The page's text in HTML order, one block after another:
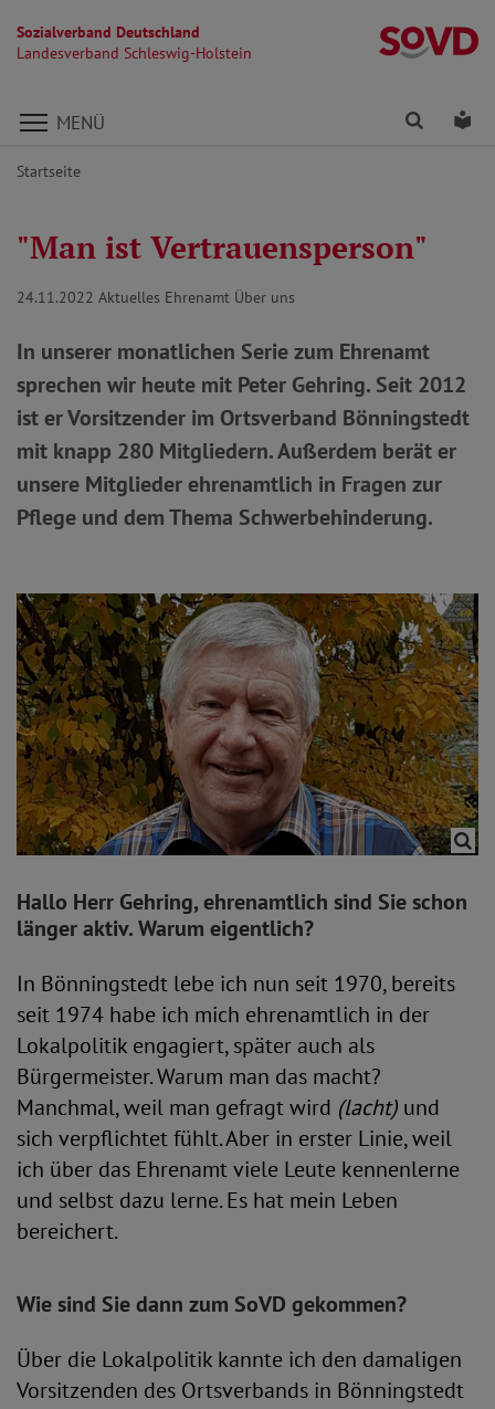
Sozialverband Deutschland
Landesverband Schleswig-Holstein
Direkt zu den Inhalten springen
MENÜ Finden
Startseite
"Man ist Vertrauensperson"
24.11.2022 Aktuelles Ehrenamt Über uns
In unserer monatlichen Serie zum Ehrenamt
sprechen wir heute mit Peter Gehring. Seit 2012
ist er Vorsitzender im Ortsverband Bönningstedt
mit knapp 280 Mitgliedern. Außerdem berät er
unsere Mitglieder ehrenamtlich in Fragen zur
Pflege und dem Thema Schwerbehinderung.
Hallo Herr Gehring, ehrenamtlich sind Sie schon
länger aktiv. Warum eigentlich?
In Bönningstedt lebe ich nun seit 1970, bereits
seit 1974 habe ich mich ehrenamtlich in der
Lokalpolitik engagiert, später auch als
Bürgermeister. Warum man das macht?
Manchmal, weil man gefragt wird (lacht) und
sich verpflichtet fühlt. Aber in erster Linie, weil
ich über das Ehrenamt viele Leute kennenlerne
und selbst dazu lerne. Es hat mein Leben
bereichert.
Wie sind Sie dann zum SoVD gekommen?
Über die Lokalpolitik kannte ich den damaligen
Vorsitzenden des Ortsverbands in Bönningstedt